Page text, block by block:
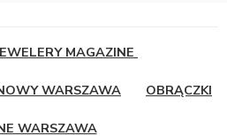
MAGAZINE
WARSZAWA OBRĄCZKI
WARSZAWA